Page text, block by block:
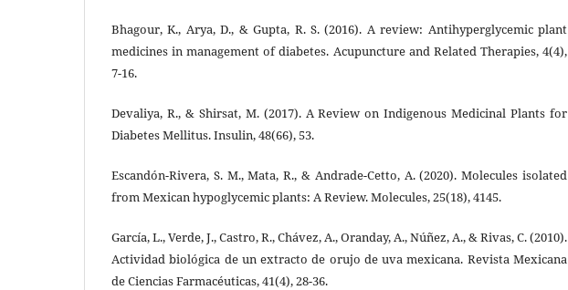
Bhagour, K., Arya, D., & Gupta, R. S. (2016). A review: Antihyperglycemic plant
medicines in management of diabetes. Acupuncture and Related Therapies, 4(4),
7-16.
Devaliya, R., & Shirsat, M. (2017). A Review on Indigenous Medicinal Plants for
Diabetes Mellitus. Insulin, 48(66), 53.
Escandón-Rivera, S. M., Mata, R., & Andrade-Cetto, A. (2020). Molecules isolated
from Mexican hypoglycemic plants: A Review. Molecules, 25(18), 4145.
García, L., Verde, J., Castro, R., Chávez, A., Oranday, A., Núñez, A., & Rivas, C. (2010).
Actividad biológica de un extracto de orujo de uva mexicana. Revista Mexicana
de Ciencias Farmacéuticas, 41(4), 28-36.